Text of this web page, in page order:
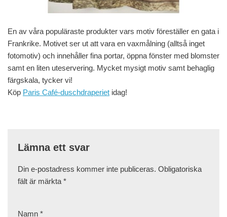
En av våra populäraste produkter vars motiv föreställer en gata i
Frankrike. Motivet ser ut att vara en vaxmålning (alltså inget
fotomotiv) och innehåller fina portar, öppna fönster med blomster
samt en liten uteservering. Mycket mysigt motiv samt behaglig
färgskala, tycker vi!
Köp Paris Café-duschdraperiet idag!
Lämna ett svar
Din e-postadress kommer inte publiceras. Obligatoriska
fält är märkta *
Namn *